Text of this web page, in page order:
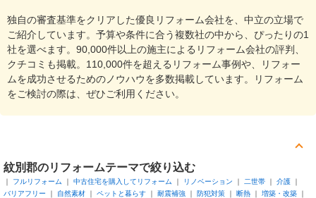
独自の審査基準をクリアした優良リフォーム会社を、中立の立場で
ご紹介しています。予算や条件に合う複数社の中から、ぴったりの1
社を選べます。90,000件以上の施主によるリフォーム会社の評判、
クチコミも掲載。110,000件を超えるリフォーム事例や、リフォー
ムを成功させるためのノウハウを多数掲載しています。リフォーム
をご検討の際は、ぜひご利用ください。
紋別郡のリフォームテーマで絞り込む
フルリフォーム 中古住宅を購入してリフォーム リノベーション 二世帯
介護
バリアフリー
自然素材 ペットと暮らす 耐震補強 防犯対策 断熱 増築・改築